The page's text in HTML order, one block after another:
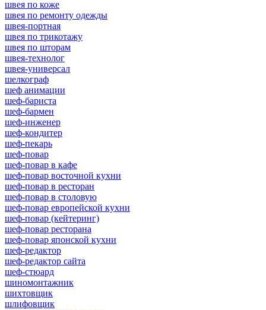
швея по коже
швея по ремонту одежды
швея-портная
швея по трикотажу
швея по шторам
швея-технолог
швея-универсал
шелкограф
шеф анимации
шеф-бариста
шеф-бармен
шеф-инженер
шеф-кондитер
шеф-пекарь
шеф-повар
шеф-повар в кафе
шеф-повар восточной кухни
шеф-повар в ресторан
шеф-повар в столовую
шеф-повар европейской кухни
шеф-повар (кейтеринг)
шеф-повар ресторана
шеф-повар японской кухни
шеф-редактор
шеф-редактор сайта
шеф-стюард
шиномонтажник
шихтовщик
шлифовщик